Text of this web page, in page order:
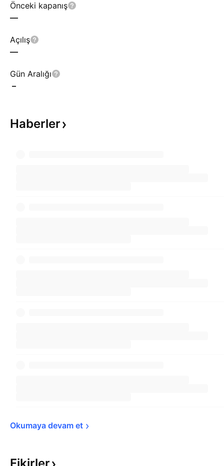
Önceki kapanış
—
Açılış
—
Gün Aralığı
–
Haberler
Okumaya devam et